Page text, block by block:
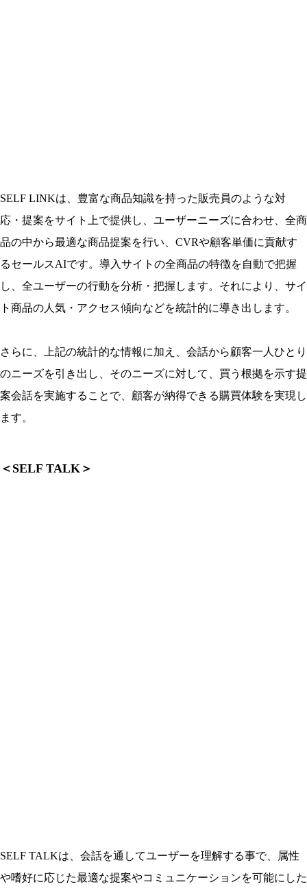
SELF LINKは、豊富な商品知識を持った販売員のような対
応・提案をサイト上で提供し、ユーザーニーズに合わせ、全商
品の中から最適な商品提案を行い、CVRや顧客単価に貢献す
るセールスAIです。導入サイトの全商品の特徴を自動で把握
し、全ユーザーの行動を分析・把握します。それにより、サイ
ト商品の人気・アクセス傾向などを統計的に導き出します。
さらに、上記の統計的な情報に加え、会話から顧客一人ひとり
のニーズを引き出し、そのニーズに対して、買う根拠を示す提
案会話を実施することで、顧客が納得できる購買体験を実現し
ます。
＜SELF TALK＞
SELF TALKは、会話を通してユーザーを理解する事で、属性
や嗜好に応じた最適な提案やコミュニケーションを可能にした